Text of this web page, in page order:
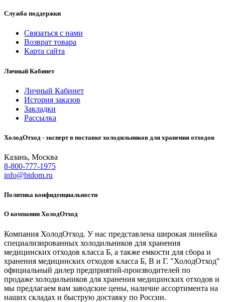
Служба поддержки
Связаться с нами
Возврат товара
Карта сайта
Личный Кабинет
Личный Кабинет
История заказов
Закладки
Рассылка
ХолодОтход - эксперт в поставке холодильников для хранения отходов
Казань, Москва
8-800-777-1975
info@btdom.ru
Политика конфиденциальности
О компании ХолодОтход
Компания ХолодОтход. У нас представлена широкая линейка
специализированных холодильников для хранения
медицинских отходов класса Б, а также емкости для сбора и
хранения медицинских отходов класса Б, В и Г. "ХолодОтход"
официальный дилер предприятий-производителей по
продаже холодильников для хранения медицинских отходов и
мы предлагаем вам заводские цены, наличие ассортимента на
наших складах и быструю доставку по России.